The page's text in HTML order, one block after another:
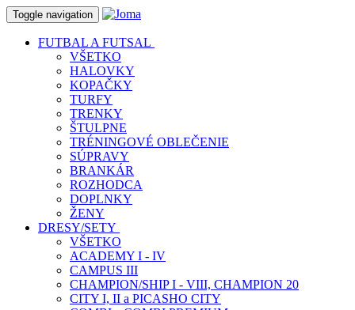
Toggle navigation
FUTBAL A FUTSAL
VŠETKO
HALOVKY
KOPAČKY
TURFY
TRENKY
ŠTULPNE
TRÉNINGOVÉ OBLEČENIE
SÚPRAVY
BRANKÁR
ROZHODCA
DOPLNKY
ŽENY
DRESY/SETY
VŠETKO
ACADEMY I - IV
CAMPUS III
CHAMPION/SHIP I - VIII, CHAMPION 20
CITY I, II a PICASHO CITY